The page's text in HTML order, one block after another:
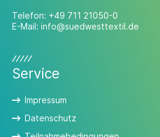
Telefon: +49 711 21050-0
E-Mail: info@suedwesttextil.de
Service
Impressum
Datenschutz